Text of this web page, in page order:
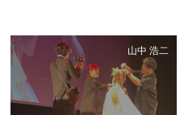
山中 浩二